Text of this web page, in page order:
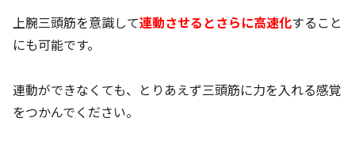
上腕三頭筋を意識して連動させるとさらに高速化すること
にも可能です。
連動ができなくても、とりあえず三頭筋に力を入れる感覚
をつかんでください。